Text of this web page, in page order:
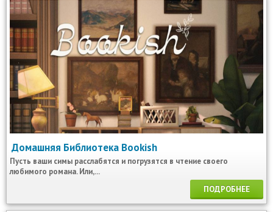
Домашняя Библиотека Bookish
Пусть ваши симы расслабятся и погрузятся в чтение своего
любимого романа. Или,...
ПОДРОБНЕЕ